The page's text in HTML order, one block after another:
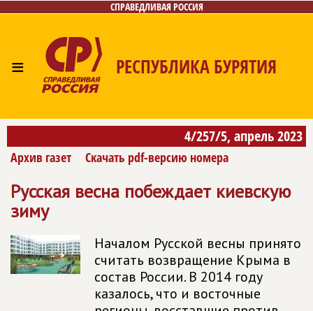
СПРАВЕДЛИВАЯ РОССИЯ
≡ РЕСПУБЛИКА БУРЯТИЯ
Главная Новости Лица Фото/Видео
Газета
Контакты4/257/5, апрель 2023
Архив газет Скачать pdf-версию номера
Русская весна побеждает киевскую
зиму
Началом Русской весны принято
считать возвращение Крыма в
состав России. В 2014 году
казалось, что и восточные